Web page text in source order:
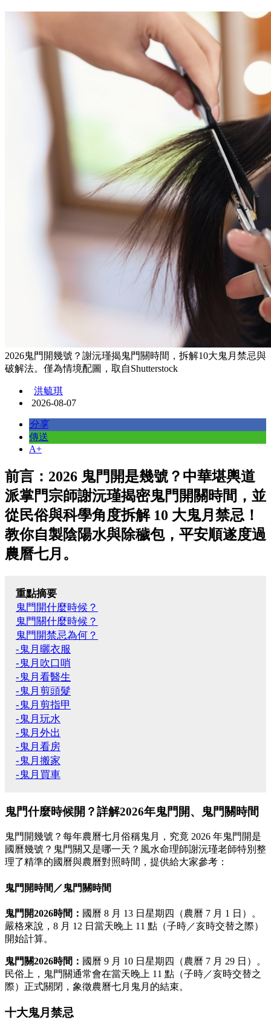
2026鬼門開幾號？謝沅瑾揭鬼門關時間，拆解10大鬼月禁忌與
破解法。僅為情境配圖，取自Shutterstock
洪毓琪
2026-08-07
分享
傳送
A+
前言：2026 鬼門開是幾號？中華堪輿道
派掌門宗師謝沅瑾揭密鬼門開關時間，並
從民俗與科學角度拆解 10 大鬼月禁忌！
教你自製陰陽水與除穢包，平安順遂度過
農曆七月。
重點摘要
鬼門開什麼時候？
鬼門關什麼時候？
鬼門開禁忌為何？
-鬼月曬衣服
-鬼月吹口哨
-鬼月看醫生
-鬼月剪頭髮
-鬼月剪指甲
-鬼月玩水
-鬼月外出
-鬼月看房
-鬼月搬家
-鬼月買車
鬼門什麼時候開？詳解2026年鬼門開、鬼門關時間
鬼門開幾號？每年農曆七月俗稱鬼月，究竟 2026 年鬼門開是
國曆幾號？鬼門關又是哪一天？風水命理師謝沅瑾老師特別整
理了精準的國曆與農曆對照時間，提供給大家參考：
鬼門開時間／鬼門關時間
鬼門開2026時間： 國曆 8 月 13 日星期四（農曆 7 月 1 日）。
嚴格來說，8 月 12 日當天晚上 11 點（子時／亥時交替之際）
開始計算。
鬼門關2026時間： 國曆 9 月 10 日星期四（農曆 7 月 29 日）。
民俗上，鬼門關通常會在當天晚上 11 點（子時／亥時交替之
際）正式關閉，象徵農曆七月鬼月的結束。
十大鬼月禁忌